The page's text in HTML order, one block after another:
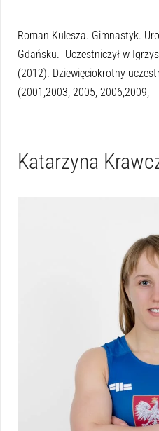
Roman Kulesza. Gimnastyk.
Gdańsku. Uczestniczył w
(2012). Dziewięciokrotny
(2001,2003, 2005, 2006,2009,
Katarzyna